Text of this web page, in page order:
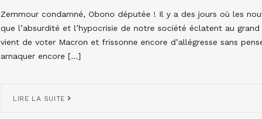
Zemmour condamné, Obono députée ! Il y a des jours où les
que l’absurdité et l’hypocrisie de notre société éclatent au
vient de voter Macron et frissonne encore d’allégresse sans
arnaquer encore […]
LIRE LA SUITE